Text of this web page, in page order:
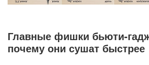
Главные фишки бьюти-
почему они сушат быстрее